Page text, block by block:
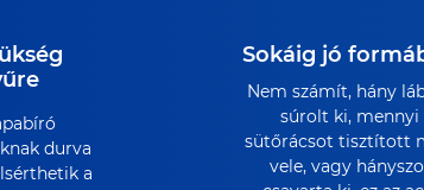
durva
a
Sokáig jó
Nem számít, hány
súrolt ki, mennyi
sütőrácsot tisztított
vele, vagy